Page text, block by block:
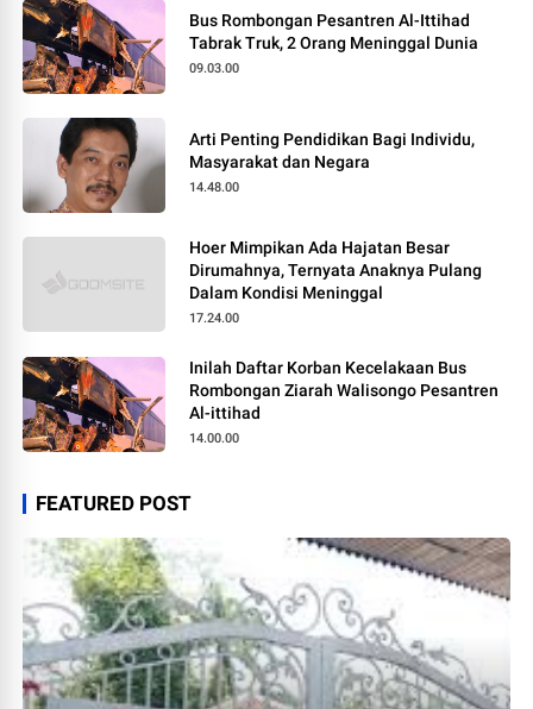
Bus Rombongan Pesantren Al-Ittihad
Tabrak Truk, 2 Orang Meninggal Dunia
09.03.00
Arti Penting Pendidikan Bagi Individu,
Masyarakat dan Negara
14.48.00
Hoer Mimpikan Ada Hajatan Besar
Dirumahnya, Ternyata Anaknya Pulang
Dalam Kondisi Meninggal
17.24.00
Inilah Daftar Korban Kecelakaan Bus
Rombongan Ziarah Walisongo Pesantren
Al-ittihad
14.00.00
FEATURED POST